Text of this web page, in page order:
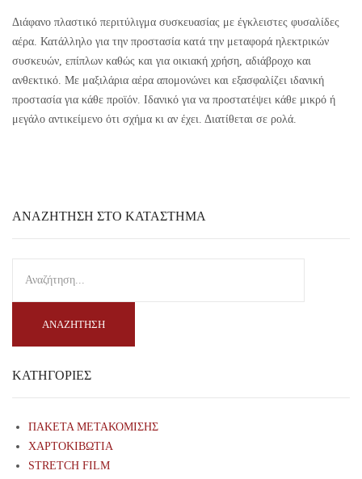
Διάφανο πλαστικό περιτύλιγμα συσκευασίας με έγκλειστες φυσαλίδες
αέρα. Κατάλληλο για την προστασία κατά την μεταφορά ηλεκτρικών
συσκευών, επίπλων καθώς και για οικιακή χρήση, αδιάβροχο και
ανθεκτικό. Με μαξιλάρια αέρα απομονώνει και εξασφαλίζει ιδανική
προστασία για κάθε προϊόν. Ιδανικό για να προστατέψει κάθε μικρό ή
μεγάλο αντικείμενο ότι σχήμα κι αν έχει. Διατίθεται σε ρολά.
ΑΝΑΖΉΤΗΣΗ ΣΤΟ ΚΑΤΆΣΤΗΜΑ
ΑΝΑΖΉΤΗΣΗ
ΚΑΤΗΓΟΡΊΕΣ
ΠΑΚΕΤΑ ΜΕΤΑΚΟΜΙΣΗΣ
ΧΑΡΤΟΚΙΒΩΤΙΑ
STRETCH FILM